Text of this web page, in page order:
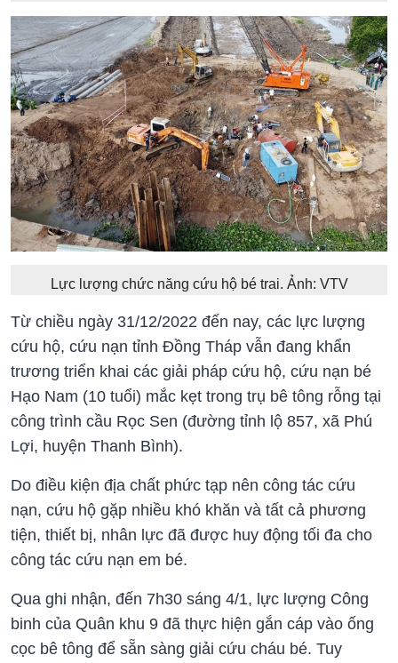
Lực lượng chức năng cứu hộ bé trai. Ảnh: VTV
Từ chiều ngày 31/12/2022 đến nay, các lực lượng
cứu hộ, cứu nạn tỉnh Đồng Tháp vẫn đang khẩn
trương triển khai các giải pháp cứu hộ, cứu nạn bé
Hạo Nam (10 tuổi) mắc kẹt trong trụ bê tông rỗng tại
công trình cầu Rọc Sen (đường tỉnh lộ 857, xã Phú
Lợi, huyện Thanh Bình).
Do điều kiện địa chất phức tạp nên công tác cứu
nạn, cứu hộ gặp nhiều khó khăn và tất cả phương
tiện, thiết bị, nhân lực đã được huy động tối đa cho
công tác cứu nạn em bé.
Qua ghi nhận, đến 7h30 sáng 4/1, lực lượng Công
binh của Quân khu 9 đã thực hiện gắn cáp vào ống
cọc bê tông để sẵn sàng giải cứu cháu bé. Tuy